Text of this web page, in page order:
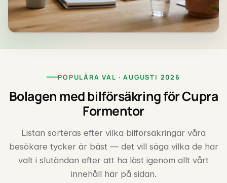
POPULÄRA VAL · AUGUSTI 2026
Bolagen med bilförsäkring för Cupra
Formentor
Listan sorteras efter vilka bilförsäkringar våra
besökare tycker är bäst — det vill säga vilka de har
valt i slutändan efter att ha läst igenom allt vårt
innehåll här på sidan.